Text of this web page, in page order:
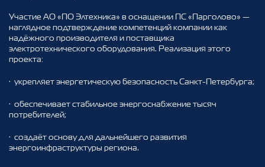
Участие АО «ПО Элтехника» в оснащении ПС «Парголово» —
наглядное подтверждение компетенций компании как
надёжного производителя и поставщика
электротехнического оборудования. Реализация этого
проекта:
· укрепляет энергетическую безопасность Санкт‑Петербурга;
· обеспечивает стабильное энергоснабжение тысяч
потребителей;
· создаёт основу для дальнейшего развития
энергоинфраструктуры региона.